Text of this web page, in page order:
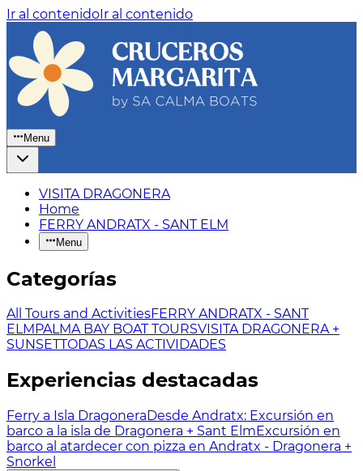
Ir al contenidoIr al contenido
Menu
VISITA DRAGONERA
Home
FERRY ANDRATX - SANT ELM
Menu
Categorías
All Tours and ActivitiesFERRY ANDRATX - SANT
ELM PALMA BAY BOAT TOURSVISITA DRAGONERA +
SUNSETTODAS LAS ACTIVIDADES
Experiencias destacadas
Ferry a Isla Dragonera Desde Andratx: Excursión en
barco a la isla de Dragonera + Sant Elm Excursión en
barco al atardecer con pizza en Andratx - Dragonera +
Snorkel